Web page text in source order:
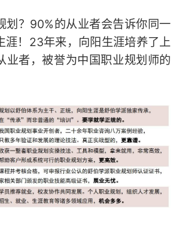
划？90%的从业者会告诉你同一
涯！23年来，向阳生涯培养了上
业者，被誉为中国职业规划师的